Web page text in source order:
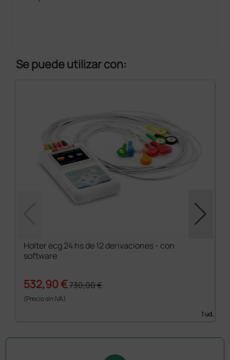
Se puede utilizar con:
Holter ecg 24 hs de 12 derivaciones - con
software
532,90 €730,00 €
(Precio sin IVA)
1 ud.